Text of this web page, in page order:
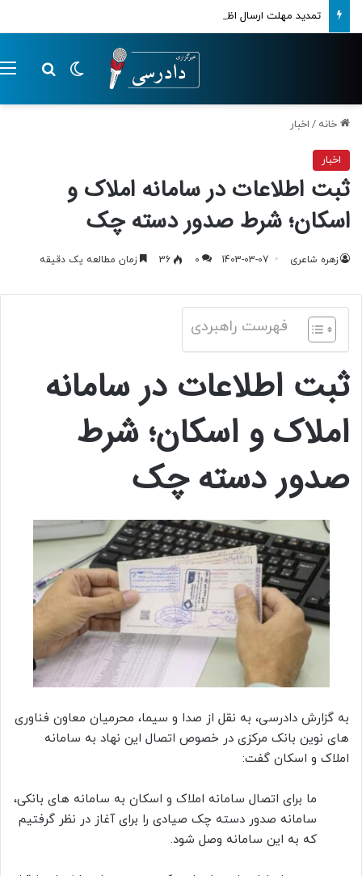
تمدید مهلت ارسال اظهارنامه‌های مالیاتی تا پایان تابستان 1405
تغییر پوسته
خانه / اخبار
اخبار
ثبت اطلاعات در سامانه املاک و
اسکان؛ شرط صدور دسته چک
زهره شاعری 1403-03-07
0
36 زمان مطالعه یک دقیقه
فهرست راهبردی
ثبت اطلاعات در سامانه
املاک و اسکان؛ شرط
صدور دسته چک
به گزارش دادرسی، به نقل از صدا و سیما، محرمیان معاون فناوری
های نوین بانک مرکزی در خصوص اتصال این نهاد به سامانه
املاک و اسکان گفت:
ما برای اتصال سامانه املاک و اسکان به سامانه های بانکی،
سامانه صدور دسته چک صیادی را برای آغاز در نظر گرفتیم
که به این سامانه وصل شود.